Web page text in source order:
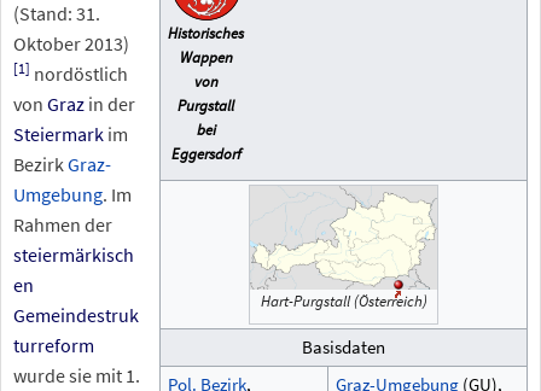
Historisches
Wappen
von
Purgstall
bei
Eggersdorf
Hart-Purgstall (Österreich)
Basisdaten
Pol. Bezirk,
Graz-Umgebung (GU),
(Stand: 31.
Oktober 2013)
[1] nordöstlich
von Graz in der
Steiermark im
BezirkGraz-
Umgebung. Im
Rahmen der
steiermärkisch
en
Gemeindestruk
turreform
wurde sie mit 1.